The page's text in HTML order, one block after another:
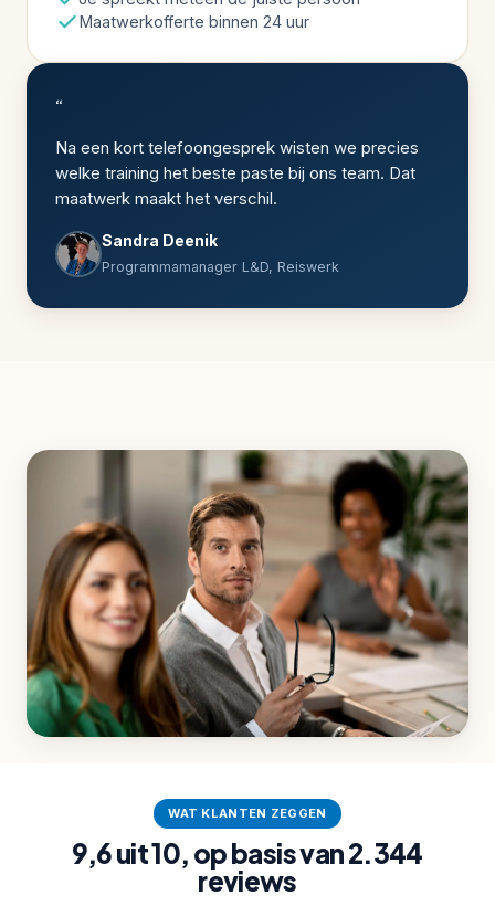
Maatwerkofferte binnen 24 uur
“
Na een kort telefoongesprek wisten we precies
welke training het beste paste bij ons team. Dat
maatwerk maakt het verschil.
Sandra Deenik
Programmamanager L&D, Reiswerk
Als je ons mailt of belt, spreek je een
trainer die graag met je meedenkt.
20.000+ professionals getraind bij 700+ organisaties.
WAT KLANTEN ZEGGEN
9,6 uit 10, op basis van 2.344
reviews